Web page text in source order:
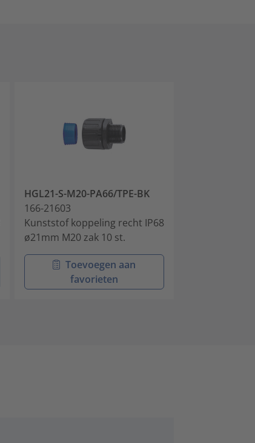
HGL21-S-M20-PA66/TPE-BK
166-21603
Kunststof koppeling recht IP68
ø21mm M20 zak 10 st.
Toevoegen aan
favorieten